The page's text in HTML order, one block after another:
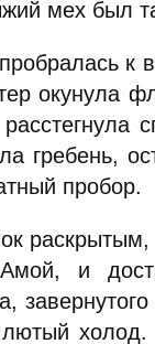
мех был
окунула
гребень,
пробор.
и
холод.